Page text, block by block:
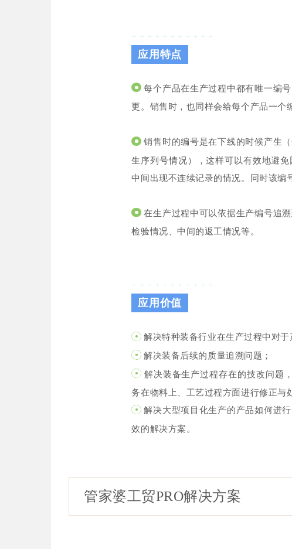
+ + + + + + + + + + +
应用特点
每个产品在生产过程中都有唯一编
更。销售时，也同样会给每个产品一个
销售时的编号是在下线的时候产生
生序列号情况），这样可以有效地避
中间出现不连续记录的情况。同时该编
在生产过程中可以依据生产编号追
检验情况、中间的返工情况等。
+ + + + + + + + + + +
应用价值
解决特种装备行业在生产过程中对于
解决装备后续的质量追溯问题；
解决装备生产过程存在的技改问题
务在物料上、工艺过程方面进行修正与
解决大型项目化生产的产品如何进
效的解决方案。
管家婆工贸PRO解决方案